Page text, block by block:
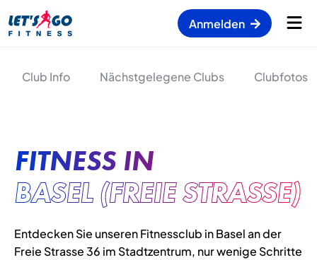
Anmelden
Club Info Nächstgelegene Clubs Clubfotos
FITNESS IN
BASEL (FREIE STRASSE)
Entdecken Sie unseren Fitnessclub in Basel an der
Freie Strasse 36 im Stadtzentrum, nur wenige Schritte